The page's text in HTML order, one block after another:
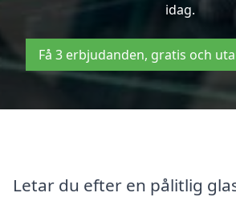
idag.
Få 3 erbjudanden, gratis och
Letar du efter en pålitlig